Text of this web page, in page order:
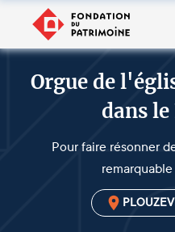
Orgue de
dans
Pour faire résonner